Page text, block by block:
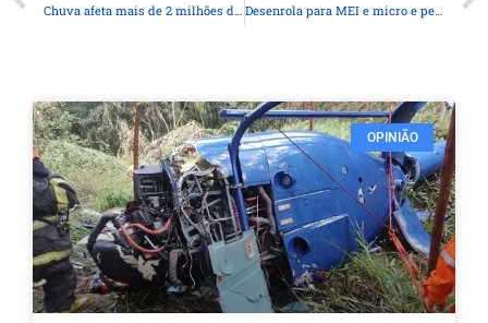
Chuva afeta mais de 2 milhões de pessoas no Rio Grande do Sul Desenrola para MEI e micro e pequenas empresas começa nesta segunda
OPINIÃO